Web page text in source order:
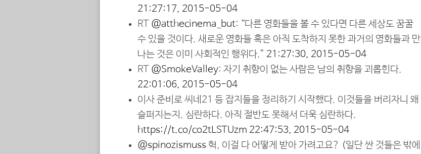
21:27:17, 2015-05-04
RT @atthecinema_but: “다른 영화들을 볼 수 있다면 다른 세상도 꿈꿀
수 있을 것이다. 새로운 영화들 혹은 아직 도착하지 못한 과거의 영화들과 만
나는 것은 이미 사회적인 행위다.” 21:27:30, 2015-05-04
RT @SmokeValley: 자기 취향이 없는 사람은 남의 취향을 괴롭힌다.
22:01:06, 2015-05-04
이사 준비로 씨네21 등 잡지들을 정리하기 시작했다. 이것들을 버리자니 왜
슬퍼지는지. 심란하다. 아직 절반도 못해서 더욱 심란하다.
https://t.co/co2tLSTUzm 22:47:53, 2015-05-04
@spinozismuss헉, 이걸 다 어떻게 받아 가려고요? (일단 싼 것들은 밖에